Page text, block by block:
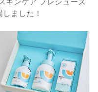
キンケア プレシューズ
ました！